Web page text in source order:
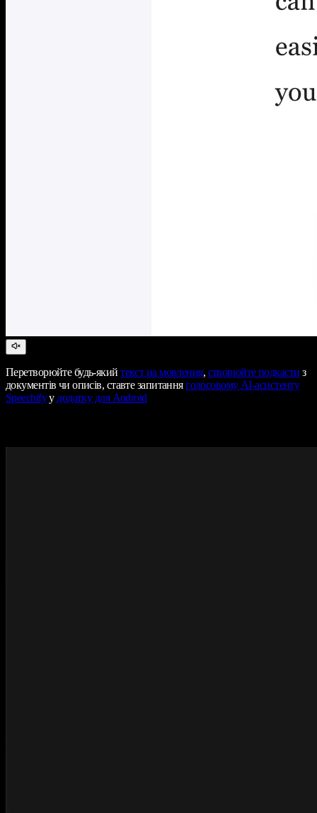
Перетворюйте будь-якийтекст на мовлення, створюйте подкасти з
документів чи описів, ставте запитанняголосовому AI-асистенту
Speechifyудодатку для Android